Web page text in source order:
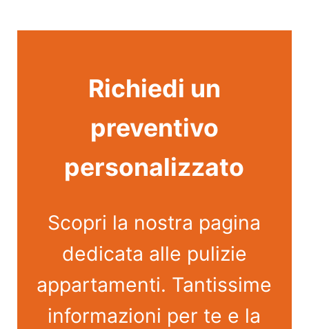
Richiedi un
preventivo
personalizzato
Scopri la nostra pagina
dedicata alle pulizie
appartamenti. Tantissime
informazioni per te e la